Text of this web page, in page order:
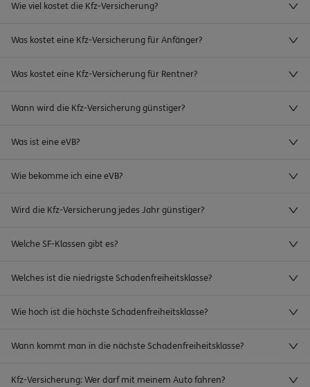
Wie viel kostet die Kfz-Versicherung?
Was kostet eine Kfz-Versicherung für Anfänger?
Was kostet eine Kfz-Versicherung für Rentner?
Wann wird die Kfz-Versicherung günstiger?
Was ist eine eVB?
Wie bekomme ich eine eVB?
Wird die Kfz-Versicherung jedes Jahr günstiger?
Welche SF-Klassen gibt es?
Welches ist die niedrigste Schadenfreiheitsklasse?
Wie hoch ist die höchste Schadenfreiheitsklasse?
Wann kommt man in die nächste Schadenfreiheitsklasse?
Kfz-Versicherung: Wer darf mit meinem Auto fahren?